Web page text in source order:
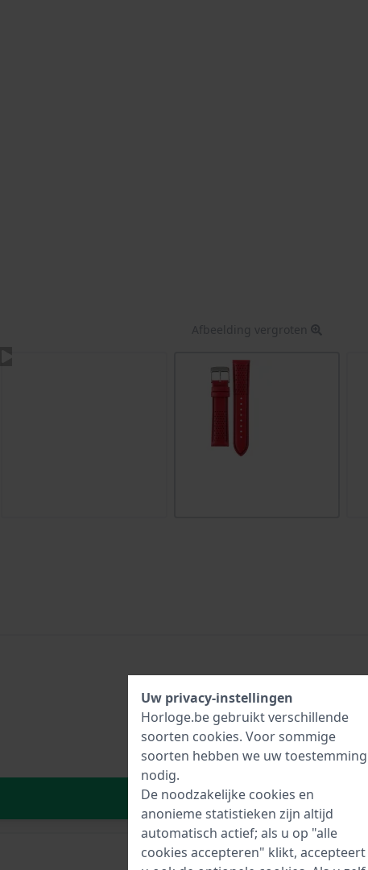
Afbeelding vergroten
In Winkelwagen
Uw privacy-instellingen
Horloge.be gebruikt verschillende
soorten cookies. Voor sommige
soorten hebben we uw toestemming
nodig.
De noodzakelijke cookies en
anonieme statistieken zijn altijd
automatisch actief; als u op "alle
cookies accepteren" klikt, accepteert